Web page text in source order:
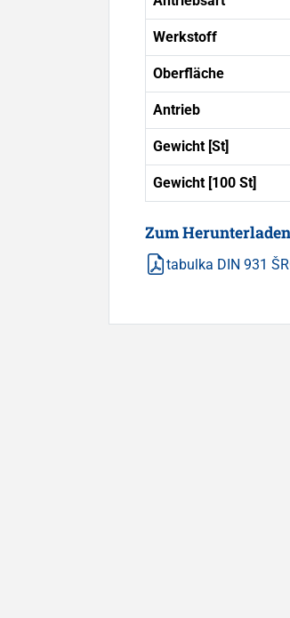
Werkstoff
Oberfläche
Antrieb
Gewicht [St]
Gewicht [100 St]
Zum Herunterladen
tabulka DIN 931